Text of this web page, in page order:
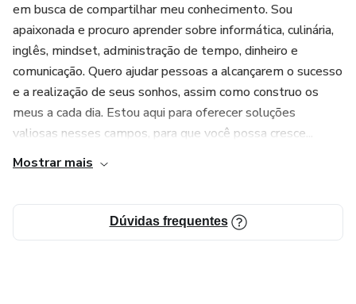
em busca de compartilhar meu conhecimento. Sou
apaixonada e procuro aprender sobre informática, culinária,
inglês, mindset, administração de tempo, dinheiro e
comunicação. Quero ajudar pessoas a alcançarem o sucesso
e a realização de seus sonhos, assim como construo os
meus a cada dia. Estou aqui para oferecer soluções
valiosas nesses campos, para que você possa cresce...
Mostrar mais
Dúvidas frequentes